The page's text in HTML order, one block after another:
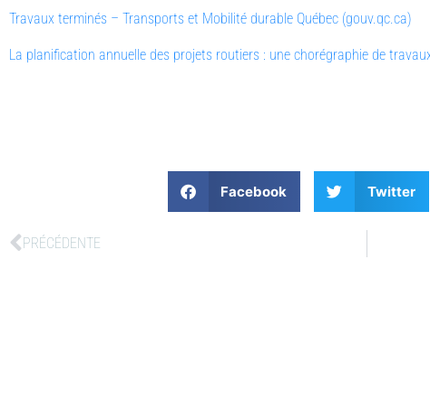
Travaux terminés – Transports et Mobilité durable Québec (gouv.qc.ca)
La planification annuelle des projets routiers : une chorégraphie de
Facebook Twitter
PRÉCÉDENTE